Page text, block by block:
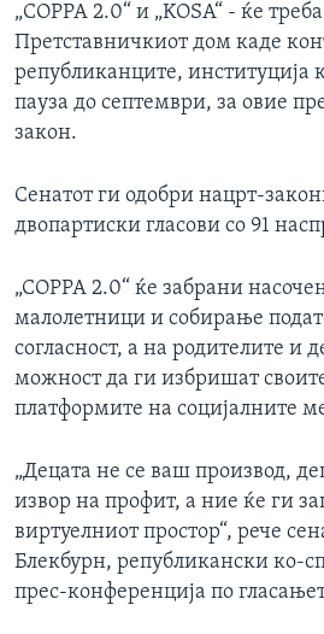
„COPPA 2.0“ и „KOSA“ - ќе
Претставничкиот дом каде
републиканците, институција
пауза до септември, за овие
закон.
Сенатот ги одобри нацрт-
двопартиски гласови со 91
„COPPA 2.0“ ќе забрани
малолетници и собирање
согласност, а на родителите и
можност да ги избришат
платформите на социјалните
„Децата не се ваш производ,
извор на профит, а ние ќе ги
виртуелниот простор“, рече
Блекбурн, републикански ко-
прес-конференција по